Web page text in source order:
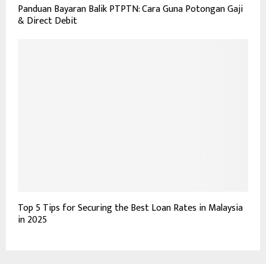
Panduan Bayaran Balik PTPTN: Cara Guna Potongan Gaji
& Direct Debit
Top 5 Tips for Securing the Best Loan Rates in Malaysia
in 2025